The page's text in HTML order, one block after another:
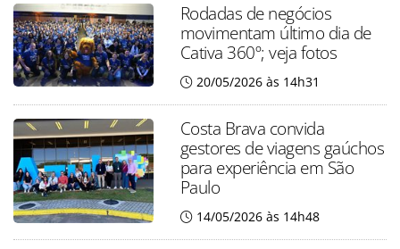
Rodadas de negócios
movimentam último dia de
Cativa 360º; veja fotos
20/05/2026 às 14h31
Costa Brava convida
gestores de viagens gaúchos
para experiência em São
Paulo
14/05/2026 às 14h48